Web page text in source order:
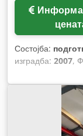
Состојба:
изградба: 2007,